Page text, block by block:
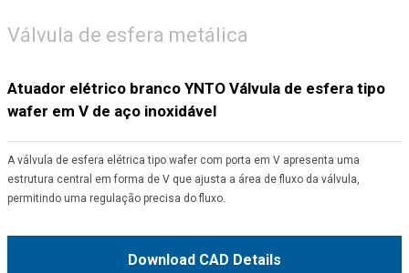
Válvula de esfera metálica
Atuador elétrico branco YNTO Válvula de esfera tipo
wafer em V de aço inoxidável
A válvula de esfera elétrica tipo wafer com porta em V apresenta uma
estrutura central em forma de V que ajusta a área de fluxo da válvula,
permitindo uma regulação precisa do fluxo.
Download CAD Details